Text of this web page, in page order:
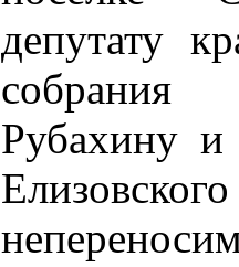
депутату
собрания
Рубахину и